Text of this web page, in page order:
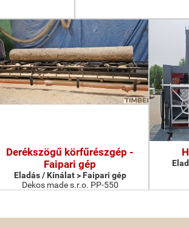
Derékszögű körfűrészgép -
Faipari gép
Eladás / Kínálat > Faipari gép
Dekos made s.r.o. PP-550